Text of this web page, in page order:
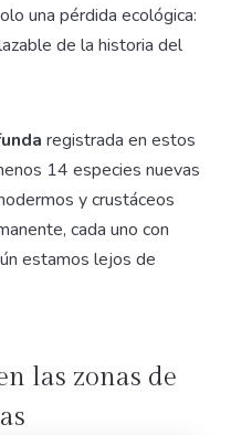
una pérdida ecológica:
de la historia del
registrada en estos
14 especies nuevas
y crustáceos
cada uno con
estamos lejos de
las zonas de